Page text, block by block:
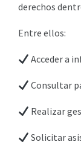
derechos
Entre ellos:
Acceder a
Consultar
Realizar
Solicitar